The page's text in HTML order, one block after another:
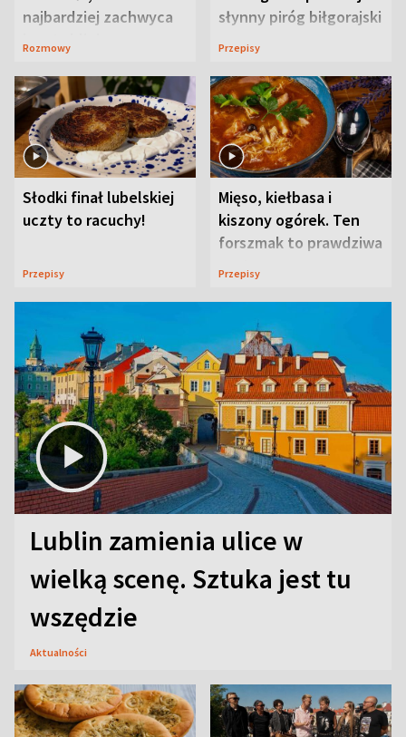
najbardziej zachwyca
ją w Lublinie
Rozmowy
słynny piróg biłgorajski
Przepisy
Słodki finał lubelskiej
uczty to racuchy!
Przepisy
Mięso, kiełbasa i
kiszony ogórek. Ten
forszmak to prawdziwa
uczta
Przepisy
Lublin zamienia ulice w
wielką scenę. Sztuka jest tu
wszędzie
Aktualności